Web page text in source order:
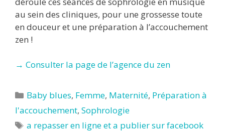
au sein des cliniques, pour une grossesse toute
en douceur et une préparation à l’accouchement
zen !
→ Consulter la page de l’agence du zen
Catégories
Baby blues, Femme, Maternité, Préparation à
l'accouchement, Sophrologie
Étiquettes
a repasser en ligne et a publier sur facebook